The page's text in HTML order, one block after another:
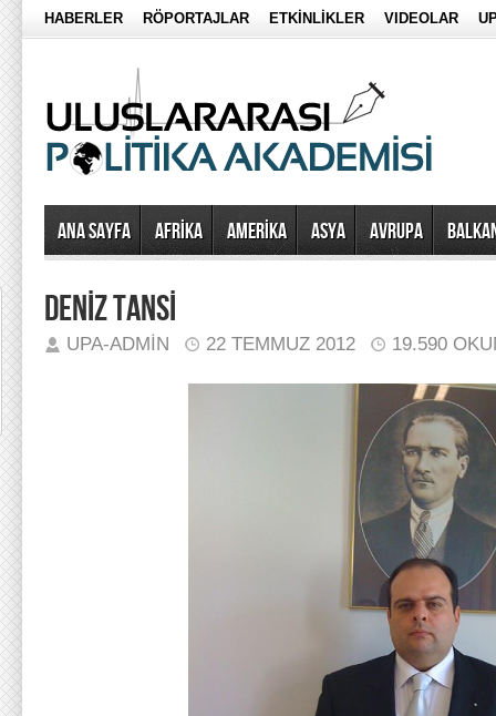
HABERLER RÖPORTAJLAR ETKİNLİKLER VIDEOLAR
Ana Sayfa AFRİKA AMERİKA ASYA AVRUPA
DENİZ TANSİ
UPA-ADMIN 22 TEMMUZ 2012 19.590